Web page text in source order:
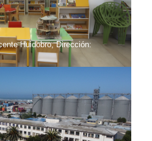
Huidobro, Dirección: